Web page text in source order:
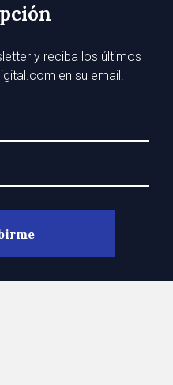
y reciba los últimos
en su email.